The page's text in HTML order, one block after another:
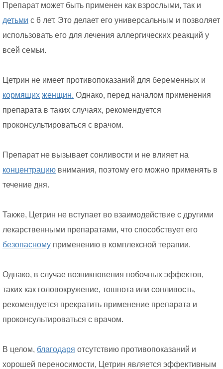
Препарат может быть применен как взрослыми, так и
детьми с 6 лет. Это делает его универсальным и позволяет
использовать его для лечения аллергических реакций у
всей семьи.
Цетрин не имеет противопоказаний для беременных и
кормящих женщин. Однако, перед началом применения
препарата в таких случаях, рекомендуется
проконсультироваться с врачом.
Препарат не вызывает сонливости и не влияет на
концентрацию внимания, поэтому его можно применять в
течение дня.
Также, Цетрин не вступает во взаимодействие с другими
лекарственными препаратами, что способствует его
безопасному применению в комплексной терапии.
Однако, в случае возникновения побочных эффектов,
таких как головокружение, тошнота или сонливость,
рекомендуется прекратить применение препарата и
проконсультироваться с врачом.
В целом, благодаря отсутствию противопоказаний и
хорошей переносимости, Цетрин является эффективным